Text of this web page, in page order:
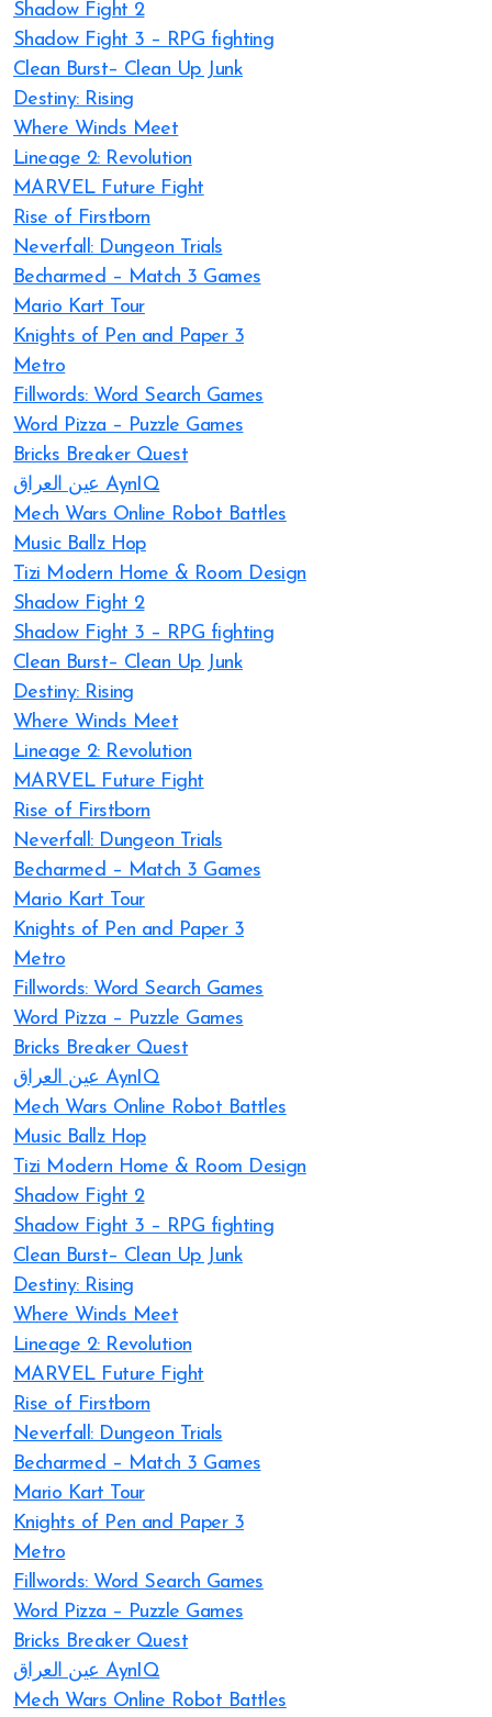
Shadow Fight 2
Shadow Fight 3 – RPG fighting
Clean Burst– Clean Up Junk
Destiny: Rising
Where Winds Meet
Lineage 2: Revolution
MARVEL Future Fight
Rise of Firstborn
Neverfall: Dungeon Trials
Becharmed – Match 3 Games
Mario Kart Tour
Knights of Pen and Paper 3
Metro
Fillwords: Word Search Games
Word Pizza – Puzzle Games
Bricks Breaker Quest
عين العراق AynIQ
Mech Wars Online Robot Battles
Music Ballz Hop
Tizi Modern Home & Room Design
Shadow Fight 2
Shadow Fight 3 – RPG fighting
Clean Burst– Clean Up Junk
Destiny: Rising
Where Winds Meet
Lineage 2: Revolution
MARVEL Future Fight
Rise of Firstborn
Neverfall: Dungeon Trials
Becharmed – Match 3 Games
Mario Kart Tour
Knights of Pen and Paper 3
Metro
Fillwords: Word Search Games
Word Pizza – Puzzle Games
Bricks Breaker Quest
عين العراق AynIQ
Mech Wars Online Robot Battles
Music Ballz Hop
Tizi Modern Home & Room Design
Shadow Fight 2
Shadow Fight 3 – RPG fighting
Clean Burst– Clean Up Junk
Destiny: Rising
Where Winds Meet
Lineage 2: Revolution
MARVEL Future Fight
Rise of Firstborn
Neverfall: Dungeon Trials
Becharmed – Match 3 Games
Mario Kart Tour
Knights of Pen and Paper 3
Metro
Fillwords: Word Search Games
Word Pizza – Puzzle Games
Bricks Breaker Quest
عين العراق AynIQ
Mech Wars Online Robot Battles